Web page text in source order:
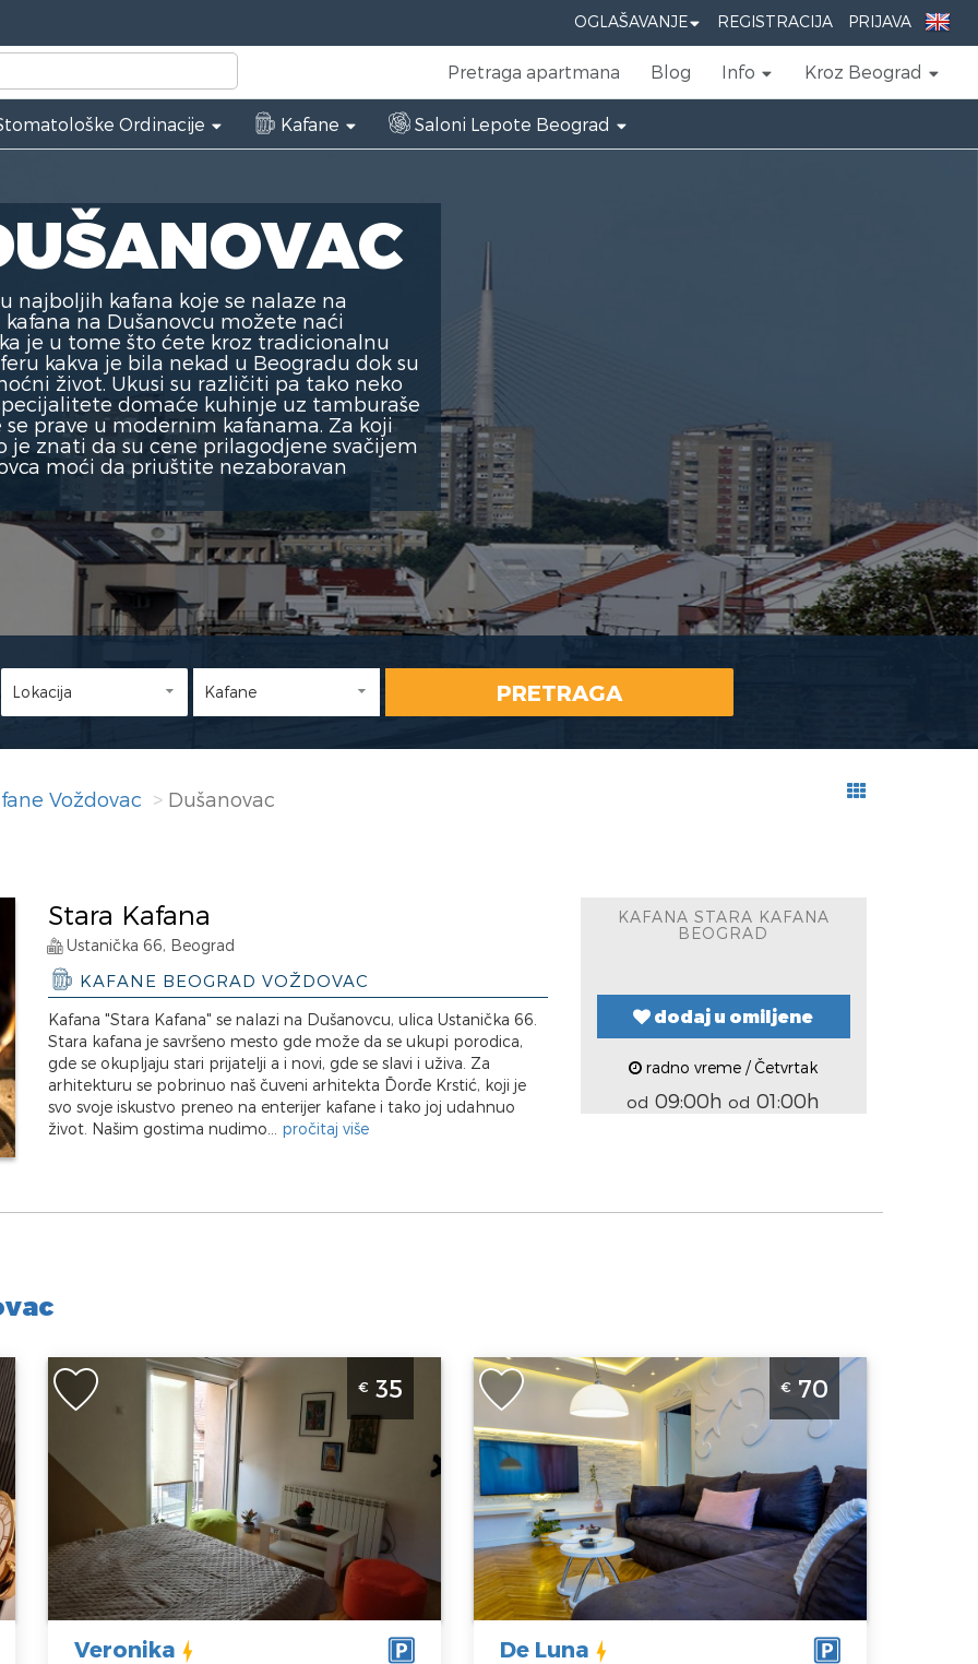
OGLAŠAVANJE REGISTRACIJA PRIJAVA
Pretraga apartmana Blog Info Kroz Beograd
najboljih kafana koje se nalaze na
na Dušanovcu možete naći
je u tome što ćete kroz tradicionalnu
kakva je bila nekad u Beogradu dok su
život. Ukusi su različiti pa tako neko
domaće kuhinje uz tamburaše
prave u modernim kafanama. Za koji
znati da su cene prilagodjene svačijem
moći da priuštite nezaboravan
PRETRAGA
Ordinacije Kafane Saloni Lepote Beograd
Voždovac Dušanovac
Stara Kafana
Ustanička 66, Beograd
KAFANE BEOGRAD VOŽDOVAC
Kafana "Stara Kafana" se nalazi na Dušanovcu, ulica Ustanička 66.
Stara kafana je savršeno mesto gde može da se ukupi porodica,
gde se okupljaju stari prijatelji a i novi, gde se slavi i uživa. Za
arhitekturu se pobrinuo naš čuveni arhitekta Đorđe Krstić, koji je
svo svoje iskustvo preneo na enterijer kafane i tako joj udahnuo
život. Našim gostima nudimo... pročitaj više
KAFANA STARA KAFANA
BEOGRAD
dodaj u omiljene
radno vreme / Četvrtak
od 09:00hod 01:00h
Studio Apartman Veronika Beograd Voždovac
Beograd
Beograd
Voždovac
Adresa:Braće
Kovač 32
Cena35 €
Gosti:
Kvadratura :
m2
Struktura :
Studio
€ 35
Veronika
Dvosoban Apartman De Luna Beograd
Voždovac
Beograd
Lokacija:
Beograd
Voždovac
Adresa:
Kruševačka 45
Cena70 €
Gosti:2
Kvadratura : 55
m2
Struktura :
Dvosoban
€ 70
De Luna